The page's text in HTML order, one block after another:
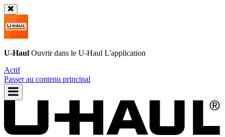
U-Haul Ouvrir dans le U-Haul L'application
Actif
Passer au contenu principal